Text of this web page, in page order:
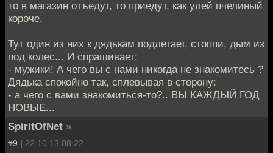
то в магазин отъедут, то приедут, как улей пчелиный
короче.
Тут один из них к дядькам подлетает, стоппи, дым из
под колес... И спрашивает:
- мужики! А чего вы с нами никогда не знакомитесь ?
Дядька спокойно так, сплевывая в сторону:
- а чего с вами знакомиться-то?.. ВЫ КАЖДЫЙ ГОД
НОВЫЕ...
SpiritOfNet »
#9 | 22.10.13 08:22